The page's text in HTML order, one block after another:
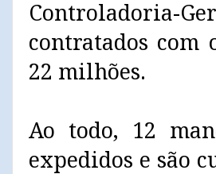
Controladoria-
contratados com
22 milhões.
Ao todo, 12
expedidos e são